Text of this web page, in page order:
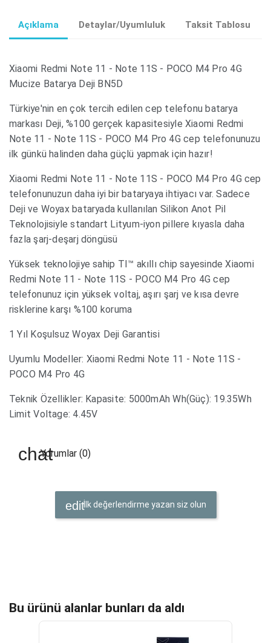
Açıklama Detaylar/Uyumluluk Taksit Tablosu
Xiaomi Redmi Note 11 - Note 11S - POCO M4 Pro 4G
Mucize Batarya Deji BN5D
Türkiye'nin en çok tercih edilen cep telefonu batarya
markası Deji, %100 gerçek kapasitesiyle Xiaomi Redmi
Note 11 - Note 11S - POCO M4 Pro 4G cep telefonunuzu
ilk günkü halinden daha güçlü yapmak için hazır!
Xiaomi Redmi Note 11 - Note 11S - POCO M4 Pro 4G cep
telefonunuzun daha iyi bir bataryaya ihtiyacı var. Sadece
Deji ve Woyax bataryada kullanılan Silikon Anot Pil
Teknolojisiyle standart Lityum-iyon pillere kıyasla daha
fazla şarj-deşarj döngüsü
Yüksek teknolojiye sahip TI™ akıllı chip sayesinde Xiaomi
Redmi Note 11 - Note 11S - POCO M4 Pro 4G cep
telefonunuz için yüksek voltaj, aşırı şarj ve kısa devre
risklerine karşı %100 koruma
1 Yıl Koşulsuz Woyax Deji Garantisi
Uyumlu Modeller: Xiaomi Redmi Note 11 - Note 11S -
POCO M4 Pro 4G
Teknik Özellikler: Kapasite: 5000mAh Wh(Güç): 19.35Wh
Limit Voltage: 4.45V
Yorumlar (0)
İlk değerlendirme yazan siz olun
Bu ürünü alanlar bunları da aldı